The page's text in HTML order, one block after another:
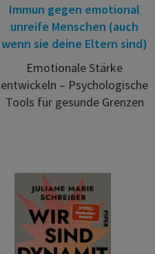
Immun gegen emotional
unreife Menschen (auch
wenn sie deine Eltern sind)
Emotionale Stärke
entwickeln – Psychologische
Tools für gesunde Grenzen